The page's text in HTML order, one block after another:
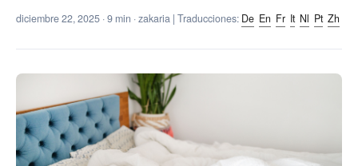
Consejos
Herramientas y simuladores
diciembre 22, 2025 · 9 min · zakaria | Traducciones: De En Fr It Nl Pt Zh